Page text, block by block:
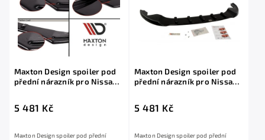
Maxton Design spoiler pod
přední nárazník pro Nissan
2009
5 481 Kč
Maxton Design spoiler pod přední
Maxton Design spoiler pod
přední nárazník pro Nissan
5 481 Kč
Maxton Design spoiler pod přední